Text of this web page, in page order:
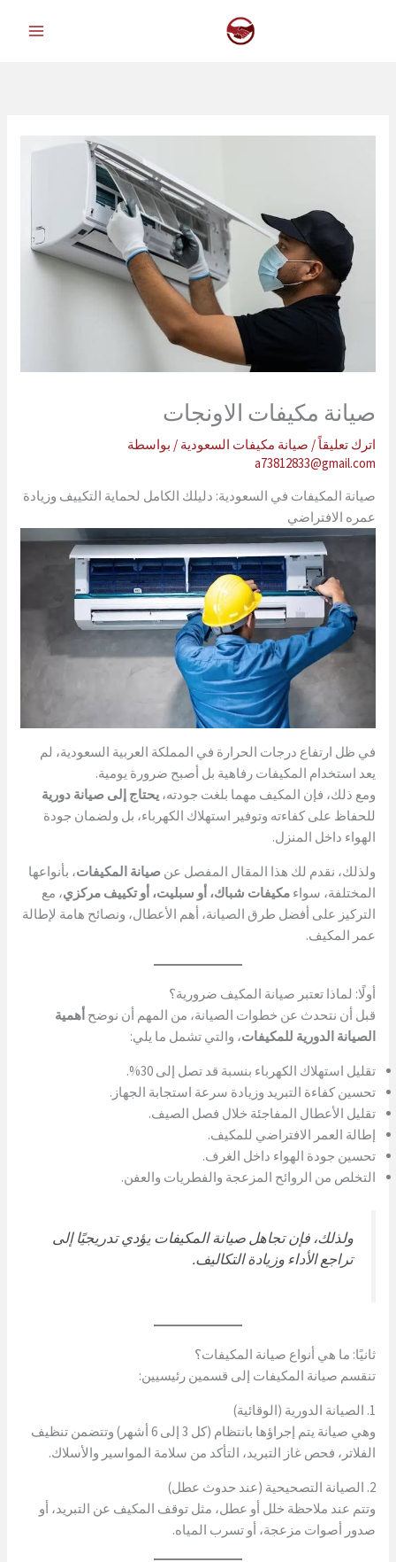
صيانة مكيفات الاونجات
اترك تعليقاً / صيانة مكيفات السعودية / بواسطة
a73812833@gmail.com
صيانة المكيفات في السعودية: دليلك الكامل لحماية التكييف وزيادة
عمره الافتراضي
في ظل ارتفاع درجات الحرارة في المملكة العربية السعودية، لم
يعد استخدام المكيفات رفاهية بل أصبح ضرورة يومية.
ومع ذلك، فإن المكيف مهما بلغت جودته،يحتاج إلى صيانة دورية
للحفاظ على كفاءته وتوفير استهلاك الكهرباء، بل ولضمان جودة
الهواء داخل المنزل.
ولذلك، نقدم لك هذا المقال المفصل عنصيانة المكيفات، بأنواعها
المختلفة، سواءمكيفات شباك، أو سبليت، أو تكييف مركزي، مع
التركيز على أفضل طرق الصيانة، أهم الأعطال، ونصائح هامة لإطالة
عمر المكيف.
أولًا: لماذا تعتبر صيانة المكيف ضرورية؟
قبل أن نتحدث عن خطوات الصيانة، من المهم أن نوضحأهمية
الصيانة الدورية للمكيفات، والتي تشمل ما يلي:
تقليل استهلاك الكهرباء بنسبة قد تصل إلى 30%.
تحسين كفاءة التبريد وزيادة سرعة استجابة الجهاز.
تقليل الأعطال المفاجئة خلال فصل الصيف.
إطالة العمر الافتراضي للمكيف.
تحسين جودة الهواء داخل الغرف.
التخلص من الروائح المزعجة والفطريات والعفن.
ولذلك، فإن تجاهل صيانة المكيفات يؤدي تدريجيًا إلى
تراجع الأداء وزيادة التكاليف.
ثانيًا: ما هي أنواع صيانة المكيفات؟
تنقسم صيانة المكيفات إلى قسمين رئيسيين:
1. الصيانة الدورية (الوقائية)
وهي صيانة يتم إجراؤها بانتظام (كل 3 إلى 6 أشهر) وتتضمن تنظيف
الفلاتر، فحص غاز التبريد، التأكد من سلامة المواسير والأسلاك.
2. الصيانة التصحيحية (عند حدوث عطل)
وتتم عند ملاحظة خلل أو عطل، مثل توقف المكيف عن التبريد، أو
صدور أصوات مزعجة، أو تسرب المياه.